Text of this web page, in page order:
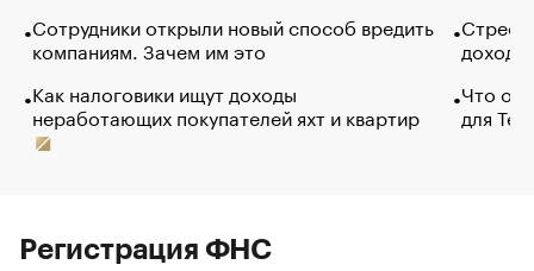
Сотрудники открыли новый способ вредить
компаниям. Зачем им это
Как налоговики ищут доходы
неработающих покупателей яхт и квартир
Что
для
Регистрация ФНС